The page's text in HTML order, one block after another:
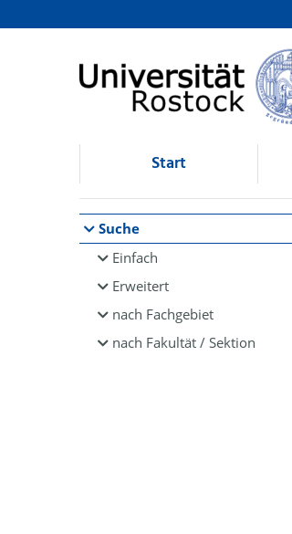
Browsen
direkt zum Inhalt
Start
Suche
Einfach
Erweitert
nach Fachgebiet
nach Fakultät / Sektion